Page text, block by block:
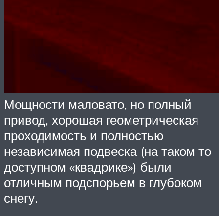
Мощности маловато, но полный
привод, хорошая геометрическая
проходимость и полностью
независимая подвеска (на таком то
доступном «квадрике») были
отличным подспорьем в глубоком
снегу.